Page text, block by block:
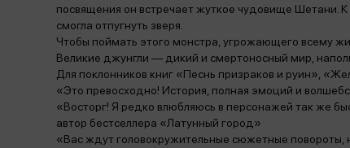
посвящения он встречает жуткое чудовище Шетани.
смогла отпугнуть зверя.
Чтобы поймать этого монстра, угрожающего всему
Великие джунгли — дикий и смертоносный мир,
Для поклонников книг «Песнь призраков и руин»,
«Это превосходно! История, полная эмоций и
«Восторг! Я редко влюбляюсь в персонажей так же
автор бестселлера «Латунный город»
«Вас ждут головокружительные сюжетные